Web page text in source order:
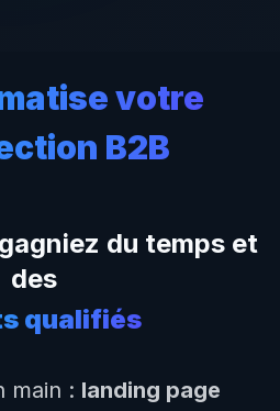
votre
B2B
du temps et
des
qualifiés
main : landing page